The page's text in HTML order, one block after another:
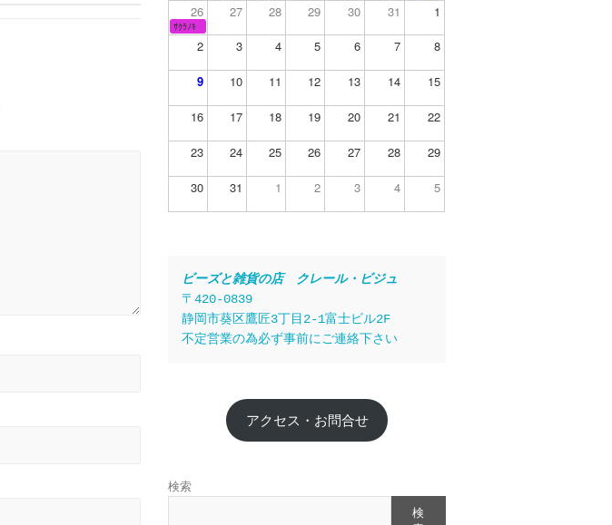
26 27 28 29 30 31 1
ｻｸﾗﾉｷ
2 3 4 5 6 7 8
9 10 11 12 13 14 15
16 17 18 19 20 21 22
23 24 25 26 27 28 29
30 31 1 2 3 4 5
ビーズと雑貨の店　クレール・ビジュ
〒420-0839
静岡市葵区鷹匠3丁目2-1富士ビル2F
不定営業の為必ず事前にご連絡下さい
アクセス・お問合せ
検索
検